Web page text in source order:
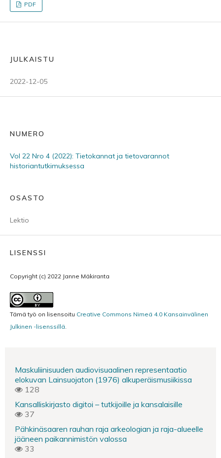
PDF
JULKAISTU
2022-12-05
NUMERO
Vol 22 Nro 4 (2022): Tietokannat ja tietovarannot
historiantutkimuksessa
OSASTO
Lektio
LISENSSI
Copyright (c) 2022 Janne Mäkiranta
Tämä työ on lisensoitu Creative Commons Nimeä 4.0 Kansainvälinen
Julkinen -lisenssillä.
Maskuliinisuuden audiovisuaalinen representaatio
elokuvan Lainsuojaton (1976) alkuperäismusiikissa
128
Kansalliskirjasto digitoi – tutkijoille ja kansalaisille
37
Pähkinäsaaren rauhan raja arkeologian ja raja-alueelle
jääneen paikannimistön valossa
33